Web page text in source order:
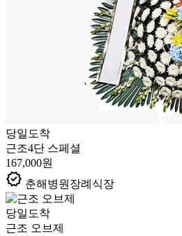
당일도착
근조4단 스페셜
167,000원
verified 춘해병원장례식장
당일도착
근조 오브제